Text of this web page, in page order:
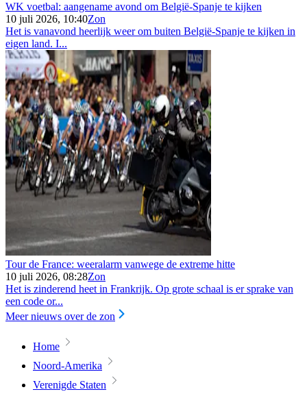
WK voetbal: aangename avond om België-Spanje te kijken
10 juli 2026, 10:40Zon
Het is vanavond heerlijk weer om buiten België-Spanje te kijken in
eigen land. I...
Tour de France: weeralarm vanwege de extreme hitte
10 juli 2026, 08:28Zon
Het is zinderend heet in Frankrijk. Op grote schaal is er sprake van
een code or...
Meer nieuws over de zon
Home
Noord-Amerika
Verenigde Staten